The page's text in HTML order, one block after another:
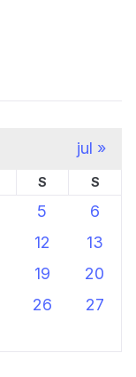
S S
5
6
12
13
19
20
26
27
jul »